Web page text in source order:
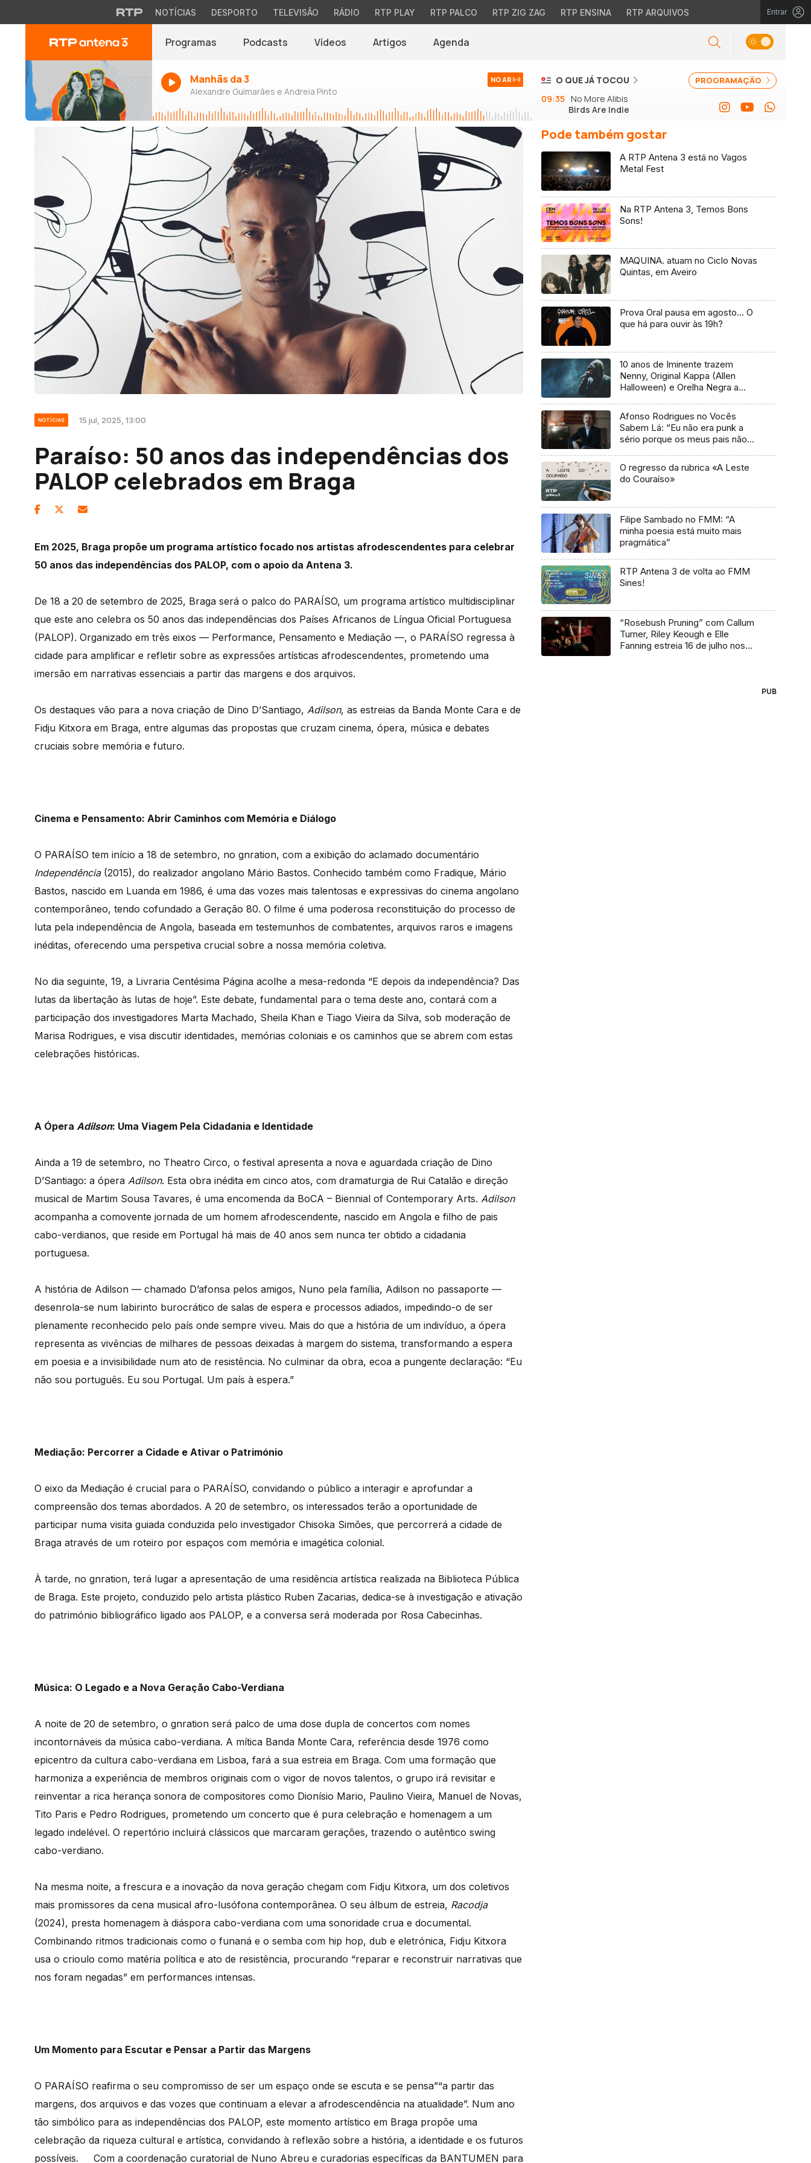
NOTÍCIAS DESPORTO TELEVISÃO RÁDIO RTP PLAY RTP PALCO RTP ZIG ZAG RTP ENSINA RTP ARQUIVOS Entrar
Programas Podcasts Vídeos Artigos Agenda
Manhãs da 3
Alexandre Guimarães e Andreia Pinto
NO AR PROGRAMAÇÃO
O QUE JÁ TOCOU
09:35 No More Alibis
Birds Are Indie
NOTÍCIAS 15 jul, 2025, 13:00
Paraíso: 50 anos das independências dos
PALOP celebrados em Braga
Em 2025, Braga propõe um programa artístico focado nos artistas afrodescendentes para celebrar
50 anos das independências dos PALOP, com o apoio da Antena 3.
De 18 a 20 de setembro de 2025, Braga será o palco do PARAÍSO, um programa artístico multidisciplinar
que este ano celebra os 50 anos das independências dos Países Africanos de Língua Oficial Portuguesa
(PALOP). Organizado em três eixos — Performance, Pensamento e Mediação —, o PARAÍSO regressa à
cidade para amplificar e refletir sobre as expressões artísticas afrodescendentes, prometendo uma
imersão em narrativas essenciais a partir das margens e dos arquivos.
Os destaques vão para a nova criação de Dino D’Santiago, Adilson, as estreias da Banda Monte Cara e de
Fidju Kitxora em Braga, entre algumas das propostas que cruzam cinema, ópera, música e debates
cruciais sobre memória e futuro.
Cinema e Pensamento: Abrir Caminhos com Memória e Diálogo
O PARAÍSO tem início a 18 de setembro, no gnration, com a exibição do aclamado documentário
Independência(2015), do realizador angolano Mário Bastos. Conhecido também como Fradique, Mário
Bastos, nascido em Luanda em 1986, é uma das vozes mais talentosas e expressivas do cinema angolano
contemporâneo, tendo cofundado a Geração 80. O filme é uma poderosa reconstituição do processo de
luta pela independência de Angola, baseada em testemunhos de combatentes, arquivos raros e imagens
inéditas, oferecendo uma perspetiva crucial sobre a nossa memória coletiva.
No dia seguinte, 19, a Livraria Centésima Página acolhe a mesa-redonda “E depois da independência? Das
lutas da libertação às lutas de hoje”. Este debate, fundamental para o tema deste ano, contará com a
participação dos investigadores Marta Machado, Sheila Khan e Tiago Vieira da Silva, sob moderação de
Marisa Rodrigues, e visa discutir identidades, memórias coloniais e os caminhos que se abrem com estas
celebrações históricas.
A Ópera Adilson: Uma Viagem Pela Cidadania e Identidade
Ainda a 19 de setembro, no Theatro Circo, o festival apresenta a nova e aguardada criação de Dino
D’Santiago: a ópera Adilson. Esta obra inédita em cinco atos, com dramaturgia de Rui Catalão e direção
musical de Martim Sousa Tavares, é uma encomenda da BoCA – Biennial of Contemporary Arts. Adilson
acompanha a comovente jornada de um homem afrodescendente, nascido em Angola e filho de pais
cabo-verdianos, que reside em Portugal há mais de 40 anos sem nunca ter obtido a cidadania
portuguesa.
A história de Adilson — chamado D’afonsa pelos amigos, Nuno pela família, Adilson no passaporte —
desenrola-se num labirinto burocrático de salas de espera e processos adiados, impedindo-o de ser
plenamente reconhecido pelo país onde sempre viveu. Mais do que a história de um indivíduo, a ópera
representa as vivências de milhares de pessoas deixadas à margem do sistema, transformando a espera
em poesia e a invisibilidade num ato de resistência. No culminar da obra, ecoa a pungente declaração: “Eu
não sou português. Eu sou Portugal. Um país à espera.”
Mediação: Percorrer a Cidade e Ativar o Património
O eixo da Mediação é crucial para o PARAÍSO, convidando o público a interagir e aprofundar a
compreensão dos temas abordados. A 20 de setembro, os interessados terão a oportunidade de
participar numa visita guiada conduzida pelo investigador Chisoka Simões, que percorrerá a cidade de
Braga através de um roteiro por espaços com memória e imagética colonial.
À tarde, no gnration, terá lugar a apresentação de uma residência artística realizada na Biblioteca Pública
de Braga. Este projeto, conduzido pelo artista plástico Ruben Zacarias, dedica-se à investigação e ativação
do património bibliográfico ligado aos PALOP, e a conversa será moderada por Rosa Cabecinhas.
Música: O Legado e a Nova Geração Cabo-Verdiana
A noite de 20 de setembro, o gnration será palco de uma dose dupla de concertos com nomes
incontornáveis da música cabo-verdiana. A mítica Banda Monte Cara, referência desde 1976 como
epicentro da cultura cabo-verdiana em Lisboa, fará a sua estreia em Braga. Com uma formação que
harmoniza a experiência de membros originais com o vigor de novos talentos, o grupo irá revisitar e
reinventar a rica herança sonora de compositores como Dionísio Mario, Paulino Vieira, Manuel de Novas,
Tito Paris e Pedro Rodrigues, prometendo um concerto que é pura celebração e homenagem a um
legado indelével. O repertório incluirá clássicos que marcaram gerações, trazendo o autêntico swing
cabo-verdiano.
Na mesma noite, a frescura e a inovação da nova geração chegam com Fidju Kitxora, um dos coletivos
mais promissores da cena musical afro-lusófona contemporânea. O seu álbum de estreia, Racodja
(2024), presta homenagem à diáspora cabo-verdiana com uma sonoridade crua e documental.
Combinando ritmos tradicionais como o funaná e o semba com hip hop, dub e eletrónica, Fidju Kitxora
usa o crioulo como matéria política e ato de resistência, procurando “reparar e reconstruir narrativas que
nos foram negadas” em performances intensas.
Um Momento para Escutar e Pensar a Partir das Margens
O PARAÍSO reafirma o seu compromisso de ser um espaço onde se escuta e se pensa”“a partir das
margens, dos arquivos e das vozes que continuam a elevar a afrodescendência na atualidade”. Num ano
tão simbólico para as independências dos PALOP, este momento artístico em Braga propõe uma
celebração da riqueza cultural e artística, convidando à reflexão sobre a história, a identidade e os futuros
possíveis. Com a coordenação curatorial de Nuno Abreu e curadorias específicas da BANTUMEN para
Pode também gostar
A RTP Antena 3 está no Vagos
Metal Fest
Na RTP Antena 3, Temos Bons
Sons!
MAQUINA. atuam no Ciclo Novas
Quintas, em Aveiro
Prova Oral pausa em agosto… O
que há para ouvir às 19h?
10 anos de Iminente trazem
Nenny, Original Kappa (Allen
Halloween) e Orelha Negra a
Afonso Rodrigues no Vocês
Sabem Lá: “Eu não era punk a
sério porque os meus pais não
O regresso da rubrica «A Leste
do Couraíso»
Filipe Sambado no FMM: “A
minha poesia está muito mais
pragmática”
RTP Antena 3 de volta ao FMM
Sines!
“Rosebush Pruning” com Callum
Turner, Riley Keough e Elle
Fanning estreia 16 de julho nos
PUB